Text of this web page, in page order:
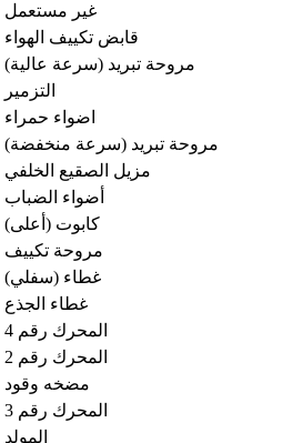
غير مستعمل
قابض تكييف الهواء
مروحة تبريد (سرعة عالية)
التزمير
اضواء حمراء
مروحة تبريد (سرعة منخفضة)
مزيل الصقيع الخلفي
أضواء الضباب
كابوت (أعلى)
مروحة تكييف
غطاء (سفلي)
غطاء الجذع
المحرك رقم 4
المحرك رقم 2
مضخه وقود
المحرك رقم 3
المولد